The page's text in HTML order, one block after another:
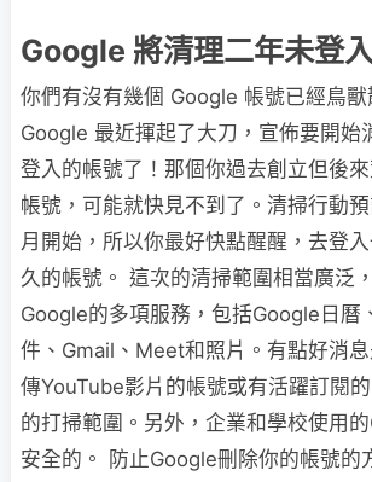
Google 將清理二年未登
你們有沒有幾個 Google 帳號已經鳥獸
Google 最近揮起了大刀，宣佈要開始
登入的帳號了！那個你過去創立但後
帳號，可能就快見不到了。清掃行動
月開始，所以你最好快點醒醒，去登
久的帳號​。 這次的清掃範圍相當廣泛
Google的多項服務，包括Google日曆
件、Gmail、Meet和照片。有點好消
傳YouTube影片的帳號或有活躍訂閱
的打掃範圍。另外，企業和學校使用
安全的​。 防止Google刪除你的帳號的